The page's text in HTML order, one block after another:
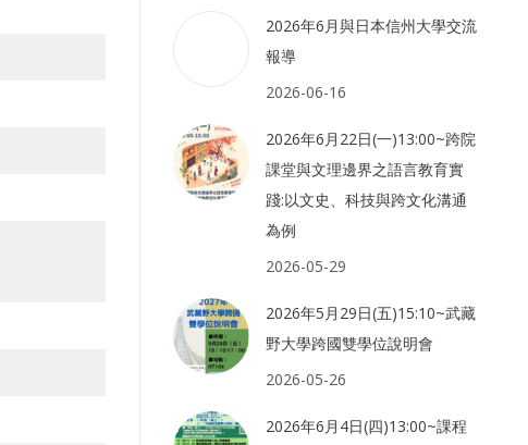
2026年6月與日本信州大學交流
報導
2026-06-16
2026年6月22日(一)13:00~跨院
課堂與文理邊界之語言教育實
踐:以文史、科技與跨文化溝通
為例
2026-05-29
2026年5月29日(五)15:10~武藏
野大學跨國雙學位說明會
2026-05-26
2026年6月4日(四)13:00~課程